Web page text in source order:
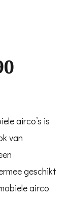
airco’s is
van
geschikt
airco